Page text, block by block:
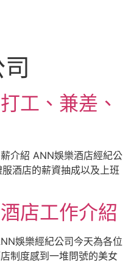
工、兼差、
介紹 ANN娛樂酒店經紀公
酒店的薪資抽成以及上班
店工作介紹
娛樂經紀公司今天為各位
制度感到一堆問號的美女